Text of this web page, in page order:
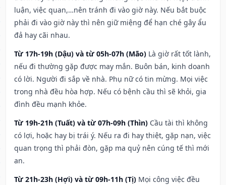
luận, việc quan,…nên tránh đi vào giờ này. Nếu bắt buộc
phải đi vào giờ này thì nên giữ miệng để hạn ché gây ẩu
đả hay cãi nhau.
Từ 17h-19h (Dậu) và từ 05h-07h (Mão) Là giờ rất tốt lành,
nếu đi thường gặp được may mắn. Buôn bán, kinh doanh
có lời. Người đi sắp về nhà. Phụ nữ có tin mừng. Mọi việc
trong nhà đều hòa hợp. Nếu có bệnh cầu thì sẽ khỏi, gia
đình đều mạnh khỏe.
Từ 19h-21h (Tuất) và từ 07h-09h (Thìn) Cầu tài thì không
có lợi, hoặc hay bị trái ý. Nếu ra đi hay thiệt, gặp nạn, việc
quan trọng thì phải đòn, gặp ma quỷ nên cúng tế thì mới
an.
Từ 21h-23h (Hợi) và từ 09h-11h (Tị) Mọi công việc đều